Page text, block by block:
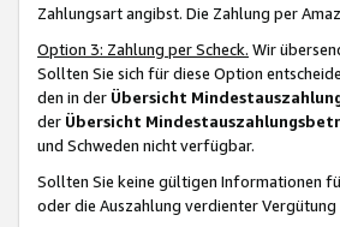
Zahlungsart angibst. Die Zahlung per
Option 3: Zahlung per Scheck. Wir
Sollten Sie sich für diese Option
den in der Übersicht
der Übersicht
und Schweden nicht verfügbar.
Sollten Sie keine gültigen Informationen
oder die Auszahlung verdienter